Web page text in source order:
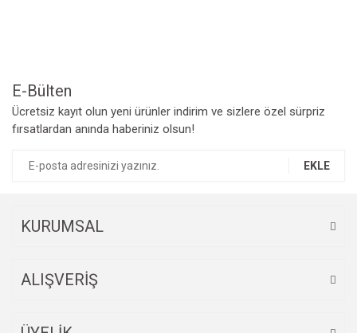
E-Bülten
Ücretsiz kayıt olun yeni ürünler indirim ve sizlere özel sürpriz
fırsatlardan anında haberiniz olsun!
EKLE
KURUMSAL
ALIŞVERİŞ